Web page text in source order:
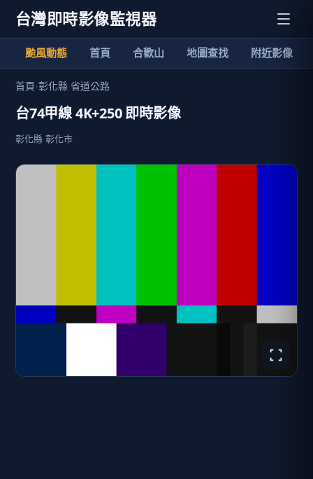
台灣即時影像監視器
颱風動態 首頁 合歡山 地圖查找 附近影像
首頁›彰化縣 省道公路
台74甲線 4K+250 即時影像
彰化縣 彰化市